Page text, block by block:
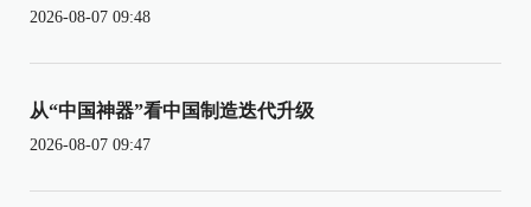
2026-08-07 09:48
从“中国神器”看中国制造迭代升级
2026-08-07 09:47